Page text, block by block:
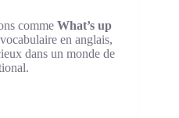
comme What’s up
en anglais,
dans un monde de